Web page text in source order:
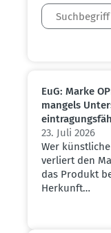
EuG: Marke
mangels
23. Juli 2026
Wer
verliert den
das Produkt
Herkunft…